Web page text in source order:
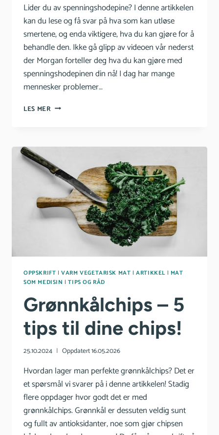
Lider du av spenningshodepine? I denne artikkelen
kan du lese og få svar på hva som kan utløse
smertene, og enda viktigere, hva du kan gjøre for å
behandle den. Ikke gå glipp av videoen vår nederst
der Morgan forteller deg hva du kan gjøre med
spenningshodepinen din nå! I dag har mange
mennesker problemer…
LES MER SPENNINGSHODEPINE
OPPSKRIFT |VARM VEGETARISK MAT |ARTIKKEL | MAT
SOM MEDISIN |TIPS OG RÅD
Grønnkålchips – 5
tips til dine chips!
25.10.2024 Oppdatert16.05.2026
Hvordan lager man perfekte grønnkålchips? Det er
et spørsmål vi svarer på i denne artikkelen! Stadig
flere oppdager hvor godt det er med
grønnkålchips. Grønnkål er dessuten veldig sunt
og fullt av antioksidanter, noe som gjør chipsen